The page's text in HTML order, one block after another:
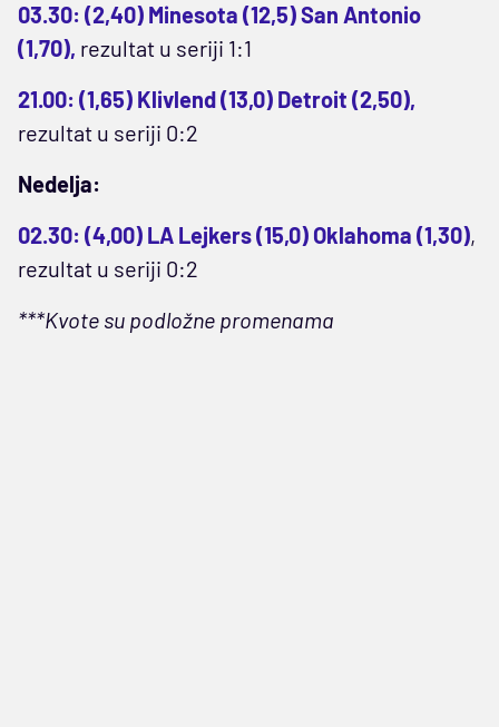
03.30: (2,40) Minesota (12,5) San Antonio
(1,70), rezultat u seriji 1:1
21.00: (1,65) Klivlend (13,0) Detroit (2,50),
rezultat u seriji 0:2
Nedelja:
02.30: (4,00) LA Lejkers (15,0) Oklahoma (1,30),
rezultat u seriji 0:2
***Kvote su podložne promenama